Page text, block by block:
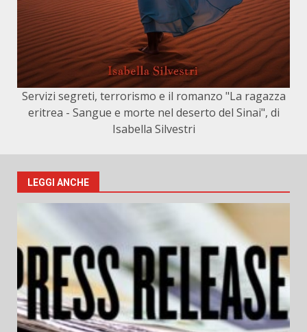
Servizi segreti, terrorismo e il romanzo "La ragazza
eritrea - Sangue e morte nel deserto del Sinai", di
Isabella Silvestri
LEGGI ANCHE